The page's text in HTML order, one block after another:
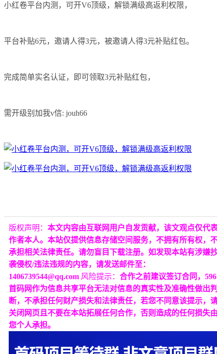
小红卷平台内测，可开V6顶级，解锁满级高返利权限，
平台补贴6元，邀请人得3元，被邀请人得3元补贴红包。
完成简单实名认证，即可领取3元补贴红包，
需开级别加我v信: jouh66
版权声明： 本文内容由互联网用户自发贡献，该文观点仅代
作者本人。本站仅提供信息存储空间服务，不拥有所有权，
承担相关法律责任。请勿盲目下载注册。如发现本站有涉嫌
袭侵权/违法违规的内容，请发送邮件至：
1406739544@qq.com 风险提示： 合作之前建议签订合同，596
首码网作为信息共享平台无法对信息的真实性及准确性做出
断，不承担任何财产损失和法律责任，若您不同意该提示，
关闭网页且不要在本站拓展任何合作，否则造成的任何损失
您个人承担。